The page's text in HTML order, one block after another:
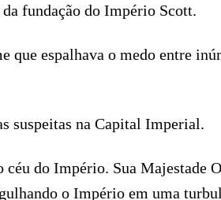
fundação do Império Scott.
que espalhava o medo entre
suspeitas na Capital Imperial.
céu do Império. Sua
o Império em uma